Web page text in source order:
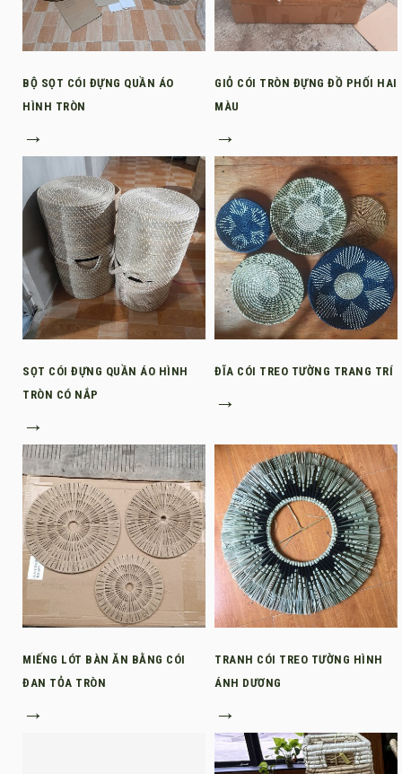
BỘ SỌT CÓI ĐỰNG QUẦN ÁO
HÌNH TRÒN
→
GIỎ CÓI TRÒN ĐỰNG ĐỒ PHỐI HAI
MÀU
→
SỌT CÓI ĐỰNG QUẦN ÁO HÌNH
TRÒN CÓ NẮP
→
ĐĨA CÓI TREO TƯỜNG TRANG TRÍ
→
MIẾNG LÓT BÀN ĂN BẰNG CÓI
ĐAN TỎA TRÒN
→
TRANH CÓI TREO TƯỜNG HÌNH
ÁNH DƯƠNG
→